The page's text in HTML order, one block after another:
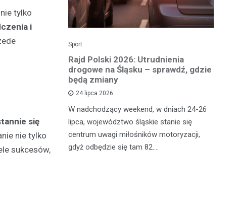
tylko
i
się
nie tylko
sukcesów,
w
zakończyło
Moszczenica.
Sport
Rajd Polski 2026: Utrudnienia
drogowe na Śląsku – sprawdź, gdzie
będą zmiany
24 lipca 2026
W nadchodzący weekend, w dniach 24-26
lipca, województwo śląskie stanie się
centrum uwagi miłośników motoryzacji,
gdyż odbędzie się tam 82.…